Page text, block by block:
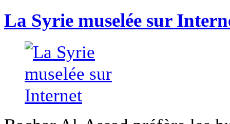
La Syrie muselée sur